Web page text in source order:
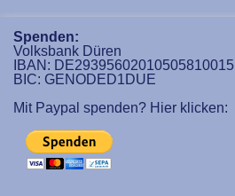
Spenden:
Volksbank Düren
IBAN: DE29395602010505810015
BIC: GENODED1DUE
Mit Paypal spenden? Hier klicken: